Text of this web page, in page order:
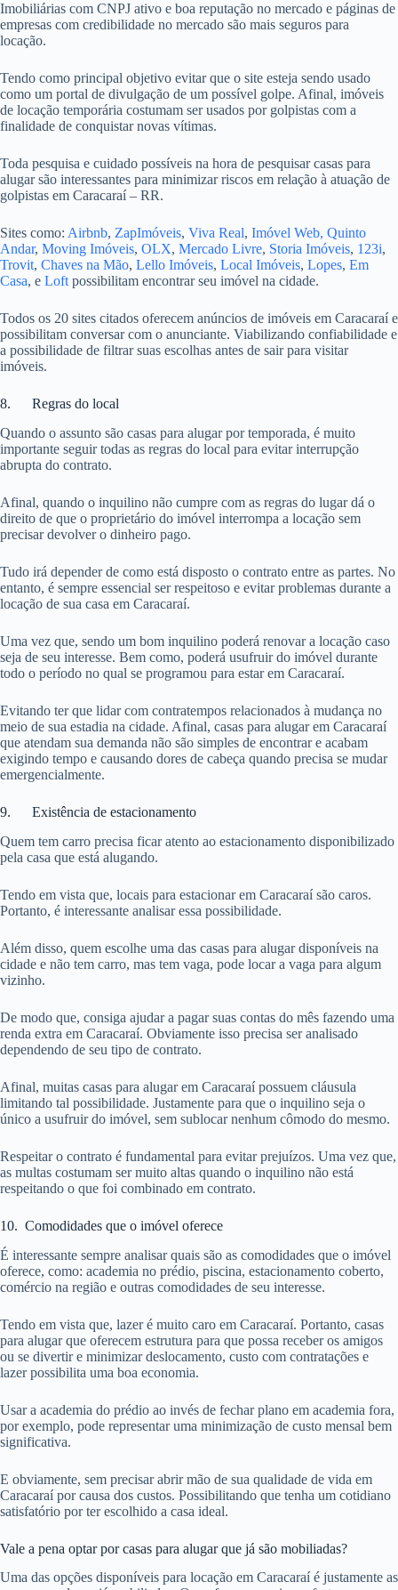
Imobiliárias com CNPJ ativo e boa reputação no mercado e páginas de
empresas com credibilidade no mercado são mais seguros para
locação.
Tendo como principal objetivo evitar que o site esteja sendo usado
como um portal de divulgação de um possível golpe. Afinal, imóveis
de locação temporária costumam ser usados por golpistas com a
finalidade de conquistar novas vítimas.
Toda pesquisa e cuidado possíveis na hora de pesquisar casas para
alugar são interessantes para minimizar riscos em relação à atuação de
golpistas em Caracaraí – RR.
Sites como: Airbnb, ZapImóveis, Viva Real, Imóvel Web, Quinto
Andar, Moving Imóveis, OLX, Mercado Livre, Storia Imóveis, 123i,
Trovit, Chaves na Mão, Lello Imóveis, Local Imóveis, Lopes, Em
Casa, e Loft possibilitam encontrar seu imóvel na cidade.
Todos os 20 sites citados oferecem anúncios de imóveis em Caracaraí e
possibilitam conversar com o anunciante. Viabilizando confiabilidade e
a possibilidade de filtrar suas escolhas antes de sair para visitar
imóveis.
8. Regras do local
Quando o assunto são casas para alugar por temporada, é muito
importante seguir todas as regras do local para evitar interrupção
abrupta do contrato.
Afinal, quando o inquilino não cumpre com as regras do lugar dá o
direito de que o proprietário do imóvel interrompa a locação sem
precisar devolver o dinheiro pago.
Tudo irá depender de como está disposto o contrato entre as partes. No
entanto, é sempre essencial ser respeitoso e evitar problemas durante a
locação de sua casa em Caracaraí.
Uma vez que, sendo um bom inquilino poderá renovar a locação caso
seja de seu interesse. Bem como, poderá usufruir do imóvel durante
todo o período no qual se programou para estar em Caracaraí.
Evitando ter que lidar com contratempos relacionados à mudança no
meio de sua estadia na cidade. Afinal, casas para alugar em Caracaraí
que atendam sua demanda não são simples de encontrar e acabam
exigindo tempo e causando dores de cabeça quando precisa se mudar
emergencialmente.
9. Existência de estacionamento
Quem tem carro precisa ficar atento ao estacionamento disponibilizado
pela casa que está alugando.
Tendo em vista que, locais para estacionar em Caracaraí são caros.
Portanto, é interessante analisar essa possibilidade.
Além disso, quem escolhe uma das casas para alugar disponíveis na
cidade e não tem carro, mas tem vaga, pode locar a vaga para algum
vizinho.
De modo que, consiga ajudar a pagar suas contas do mês fazendo uma
renda extra em Caracaraí. Obviamente isso precisa ser analisado
dependendo de seu tipo de contrato.
Afinal, muitas casas para alugar em Caracaraí possuem cláusula
limitando tal possibilidade. Justamente para que o inquilino seja o
único a usufruir do imóvel, sem sublocar nenhum cômodo do mesmo.
Respeitar o contrato é fundamental para evitar prejuízos. Uma vez que,
as multas costumam ser muito altas quando o inquilino não está
respeitando o que foi combinado em contrato.
10. Comodidades que o imóvel oferece
É interessante sempre analisar quais são as comodidades que o imóvel
oferece, como: academia no prédio, piscina, estacionamento coberto,
comércio na região e outras comodidades de seu interesse.
Tendo em vista que, lazer é muito caro em Caracaraí. Portanto, casas
para alugar que oferecem estrutura para que possa receber os amigos
ou se divertir e minimizar deslocamento, custo com contratações e
lazer possibilita uma boa economia.
Usar a academia do prédio ao invés de fechar plano em academia fora,
por exemplo, pode representar uma minimização de custo mensal bem
significativa.
E obviamente, sem precisar abrir mão de sua qualidade de vida em
Caracaraí por causa dos custos. Possibilitando que tenha um cotidiano
satisfatório por ter escolhido a casa ideal.
Vale a pena optar por casas para alugar que já são mobiliadas?
Uma das opções disponíveis para locação em Caracaraí é justamente as